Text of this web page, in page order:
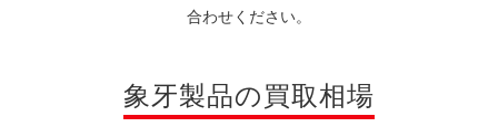
合わせください。
象牙製品の買取相場